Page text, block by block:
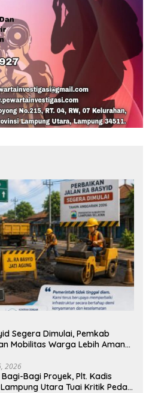
Segera Dimulai, Pemkab
Mobilitas Warga Lebih Aman
2026
Bagi Proyek, Plt. Kadis
Utara Tuai Kritik Pedas